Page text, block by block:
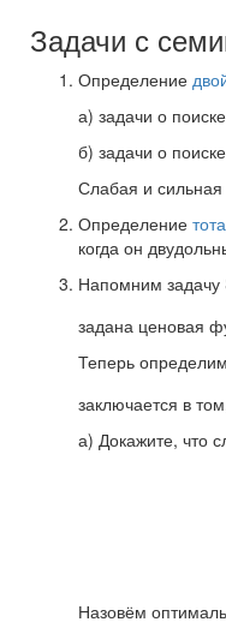
Задачи с
Определение
а) задачи о
б) задачи о
Слабая и
Определение
когда он
Напомним задачу
задана ценовая
Теперь
заключается в
а) Докажите, что
Назовём